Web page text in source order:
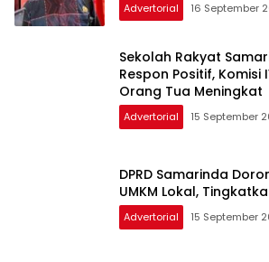
Advertorial 16 September
Sekolah Rakyat
Respon Positif, Komisi
Orang Tua Meningkat
Advertorial 15 September
DPRD Samarinda
UMKM Lokal,
Advertorial 15 September